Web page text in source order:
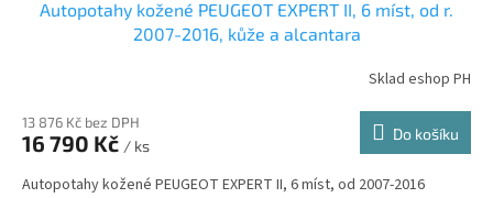
Autopotahy kožené PEUGEOT EXPERT II, 6 míst, od r.
2007-2016, kůže a alcantara
Sklad eshop PH
13 876 Kč bez DPH
16 790 Kč / ks
Do košíku
Autopotahy kožené PEUGEOT EXPERT II, 6 míst, od 2007-2016